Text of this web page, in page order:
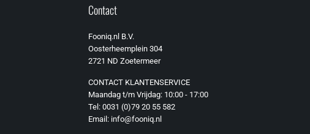
Contact
Fooniq.nl B.V.
Oosterheemplein 304
2721 ND Zoetermeer
CONTACT KLANTENSERVICE
Maandag t/m Vrijdag: 10:00 - 17:00
Tel: 0031 (0)79 20 55 582
Email: info@fooniq.nl